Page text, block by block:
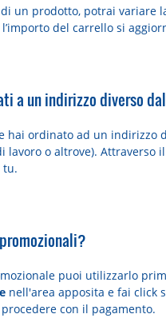
un prodotto, potrai variare
del carrello si
a un indirizzo diverso
hai ordinato ad un indirizzo
lavoro o altrove).
tu.
puoi utilizzarlo
nell'area apposita e fai click
con il pagamento.